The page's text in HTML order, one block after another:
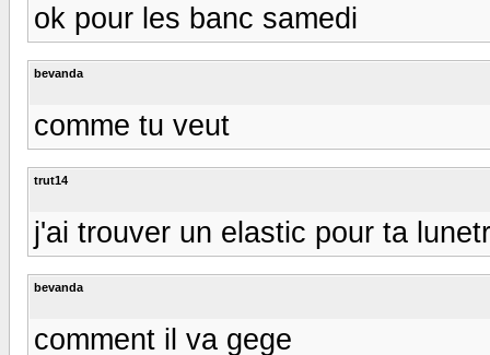
ok pour les banc samedi
bevanda
comme tu veut
trut14
j'ai trouver un elastic pour ta
bevanda
comment il va gege